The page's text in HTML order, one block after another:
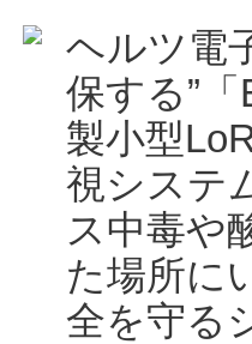
ヘルツ電
保する”
製小型
視システ
ス中毒や
た場所に
全を守る